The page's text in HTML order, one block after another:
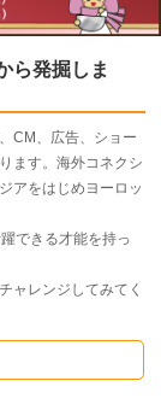
ら発掘しま
CM、広告、ショー
ます。海外コネクシ
アをはじめヨーロッ
できる才能を持っ
ャレンジしてみてく